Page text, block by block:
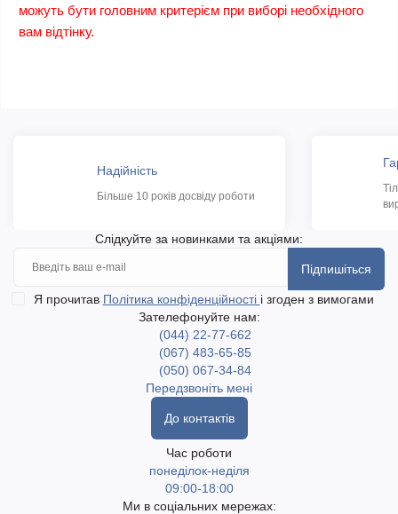
можуть бути головним критерієм при виборі необхідного
вам відтінку.
Надійність
Більше 10 років досвіду роботи
Слідкуйте за новинками та акціями:
Підпишіться
Я прочитав Політика конфіденційності і згоден з вимогами
Зателефонуйте нам:
(044) 22-77-662
(067) 483-65-85
(050) 067-34-84
Передзвоніть мені
До контактів
Час роботи
понеділок-неділя
09:00-18:00
Ми в соціальних мережах: